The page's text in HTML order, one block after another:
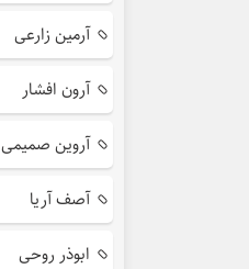
آرمین زارعی
آرون افشار
آروین صمیمی
آصف آریا
ابوذر روحی